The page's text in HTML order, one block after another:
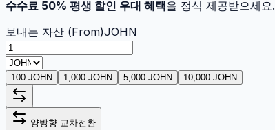
수수료 50% 평생 할인 우대 혜택을 정식 제공받으세요.
보내는 자산 (From)JOHN
100 JOHN 1,000 JOHN 5,000 JOHN 10,000 JOHN
양방향 교차전환